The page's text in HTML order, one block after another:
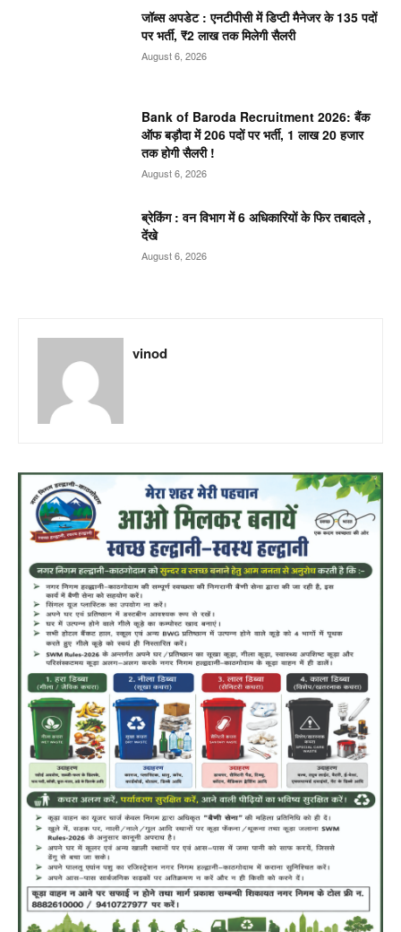
जॉब्स अपडेट : एनटीपीसी में डिप्टी मैनेजर के 135 पदों
पर भर्ती, ₹2 लाख तक मिलेगी सैलरी
August 6, 2026
Bank of Baroda Recruitment 2026: बैंक
ऑफ बड़ौदा में 206 पदों पर भर्ती, 1 लाख 20 हजार
तक होगी सैलरी !
August 6, 2026
ब्रेकिंग : वन विभाग में 6 अधिकारियों के फिर तबादले ,
देंखे
August 6, 2026
vinod